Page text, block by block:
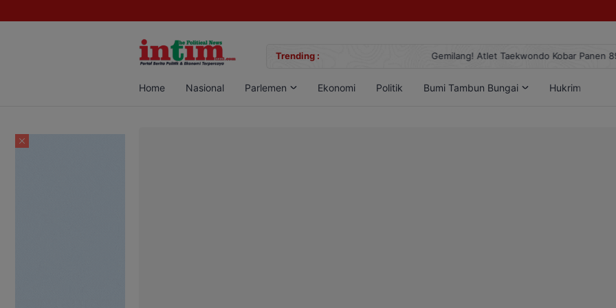
Trending :
Sabu di Pangkalan Bun, Dua Pelaku Diamankan Gemilang! Atlet Taekwondo Kobar Panen 89 Medali di Ajang
Home Nasional Parlemen Ekonomi Politik Bumi Tambun Bungai Hukrim